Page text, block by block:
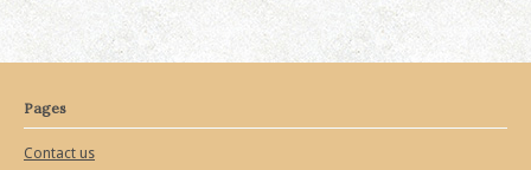
Pages
Contact us